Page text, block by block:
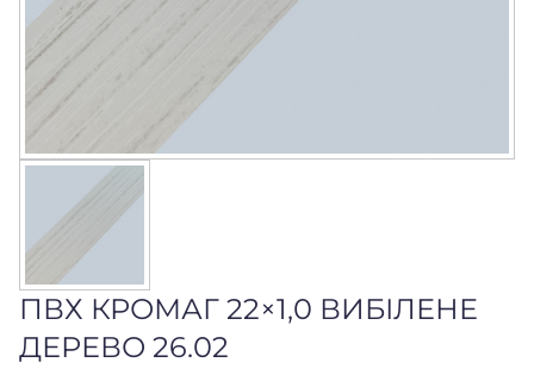
ПВХ КРОМАГ 22×1,0 ВИБІЛЕНЕ
ДЕРЕВО 26.02